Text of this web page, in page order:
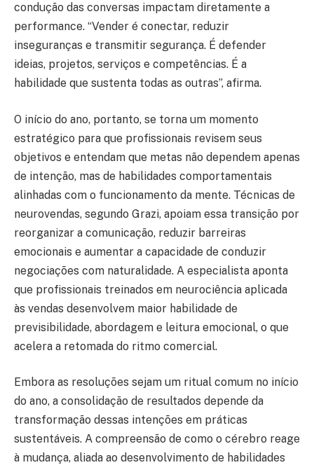
condução das conversas impactam diretamente a
performance. “Vender é conectar, reduzir
inseguranças e transmitir segurança. É defender
ideias, projetos, serviços e competências. É a
habilidade que sustenta todas as outras”, afirma.
O início do ano, portanto, se torna um momento
estratégico para que profissionais revisem seus
objetivos e entendam que metas não dependem apenas
de intenção, mas de habilidades comportamentais
alinhadas com o funcionamento da mente. Técnicas de
neurovendas, segundo Grazi, apoiam essa transição por
reorganizar a comunicação, reduzir barreiras
emocionais e aumentar a capacidade de conduzir
negociações com naturalidade. A especialista aponta
que profissionais treinados em neurociência aplicada
às vendas desenvolvem maior habilidade de
previsibilidade, abordagem e leitura emocional, o que
acelera a retomada do ritmo comercial.
Embora as resoluções sejam um ritual comum no início
do ano, a consolidação de resultados depende da
transformação dessas intenções em práticas
sustentáveis. A compreensão de como o cérebro reage
à mudança, aliada ao desenvolvimento de habilidades